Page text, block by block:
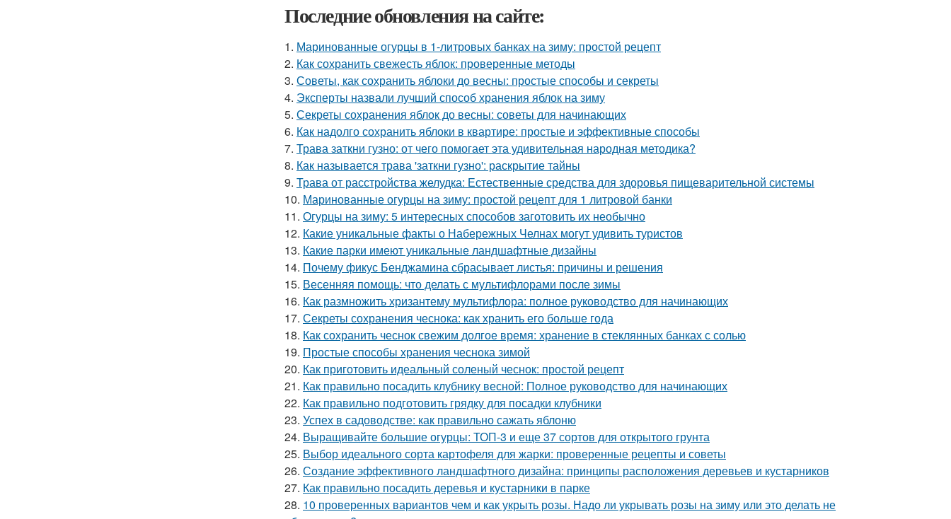
Последние обновления на сайте:
1. Маринованные огурцы в 1-литровых банках на зиму: простой рецепт
2. Как сохранить свежесть яблок: проверенные методы
3. Советы, как сохранить яблоки до весны: простые способы и секреты
4. Эксперты назвали лучший способ хранения яблок на зиму
5. Секреты сохранения яблок до весны: советы для начинающих
6. Как надолго сохранить яблоки в квартире: простые и эффективные способы
7. Трава заткни гузно: от чего помогает эта удивительная народная методика?
8. Как называется трава 'заткни гузно': раскрытие тайны
9. Трава от расстройства желудка: Естественные средства для здоровья пищеварительной системы
10. Маринованные огурцы на зиму: простой рецепт для 1 литровой банки
11. Огурцы на зиму: 5 интересных способов заготовить их необычно
12. Какие уникальные факты о Набережных Челнах могут удивить туристов
13. Какие парки имеют уникальные ландшафтные дизайны
14. Почему фикус Бенджамина сбрасывает листья: причины и решения
15. Весенняя помощь: что делать с мультифлорами после зимы
16. Как размножить хризантему мультифлора: полное руководство для начинающих
17. Секреты сохранения чеснока: как хранить его больше года
18. Как сохранить чеснок свежим долгое время: хранение в стеклянных банках с солью
19. Простые способы хранения чеснока зимой
20. Как приготовить идеальный соленый чеснок: простой рецепт
21. Как правильно посадить клубнику весной: Полное руководство для начинающих
22. Как правильно подготовить грядку для посадки клубники
23. Успех в садоводстве: как правильно сажать яблоню
24. Выращивайте большие огурцы: ТОП-3 и еще 37 сортов для открытого грунта
25. Выбор идеального сорта картофеля для жарки: проверенные рецепты и советы
26. Создание эффективного ландшафтного дизайна: принципы расположения деревьев и кустарников
27. Как правильно посадить деревья и кустарники в парке
28. 10 проверенных вариантов чем и как укрыть розы. Надо ли укрывать розы на зиму или это делать не